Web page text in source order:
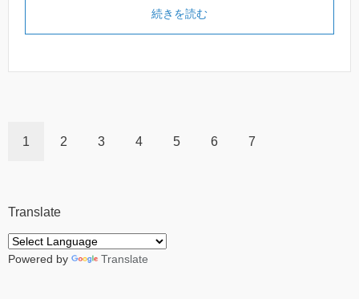
続きを読む
1 2 3 4 5 6 7
Translate
Powered by Translate